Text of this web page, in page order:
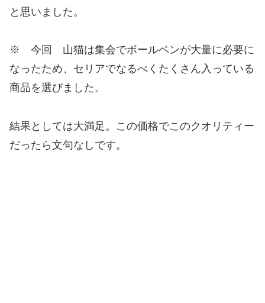
と思いました。
※ 今回 山猫は集会でボールペンが大量に必要に
なったため、セリアでなるべくたくさん入っている
商品を選びました。
結果としては大満足。この価格でこのクオリティー
だったら文句なしです。